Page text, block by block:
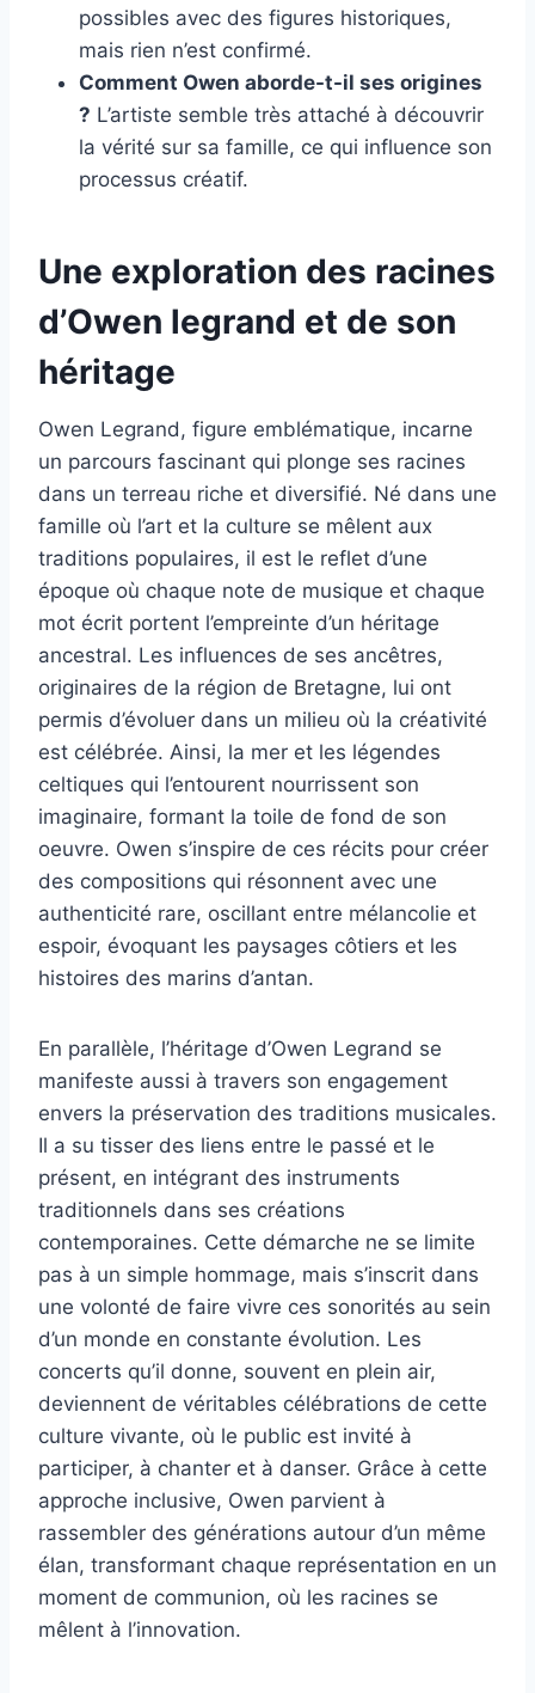
possibles avec des figures historiques,
mais rien n’est confirmé.
Comment Owen aborde-t-il ses origines
? L’artiste semble très attaché à découvrir
la vérité sur sa famille, ce qui influence son
processus créatif.
Une exploration des racines
d’Owen legrand et de son
héritage
Owen Legrand, figure emblématique, incarne
un parcours fascinant qui plonge ses racines
dans un terreau riche et diversifié. Né dans une
famille où l’art et la culture se mêlent aux
traditions populaires, il est le reflet d’une
époque où chaque note de musique et chaque
mot écrit portent l’empreinte d’un héritage
ancestral. Les influences de ses ancêtres,
originaires de la région de Bretagne, lui ont
permis d’évoluer dans un milieu où la créativité
est célébrée. Ainsi, la mer et les légendes
celtiques qui l’entourent nourrissent son
imaginaire, formant la toile de fond de son
oeuvre. Owen s’inspire de ces récits pour créer
des compositions qui résonnent avec une
authenticité rare, oscillant entre mélancolie et
espoir, évoquant les paysages côtiers et les
histoires des marins d’antan.
En parallèle, l’héritage d’Owen Legrand se
manifeste aussi à travers son engagement
envers la préservation des traditions musicales.
Il a su tisser des liens entre le passé et le
présent, en intégrant des instruments
traditionnels dans ses créations
contemporaines. Cette démarche ne se limite
pas à un simple hommage, mais s’inscrit dans
une volonté de faire vivre ces sonorités au sein
d’un monde en constante évolution. Les
concerts qu’il donne, souvent en plein air,
deviennent de véritables célébrations de cette
culture vivante, où le public est invité à
participer, à chanter et à danser. Grâce à cette
approche inclusive, Owen parvient à
rassembler des générations autour d’un même
élan, transformant chaque représentation en un
moment de communion, où les racines se
mêlent à l’innovation.